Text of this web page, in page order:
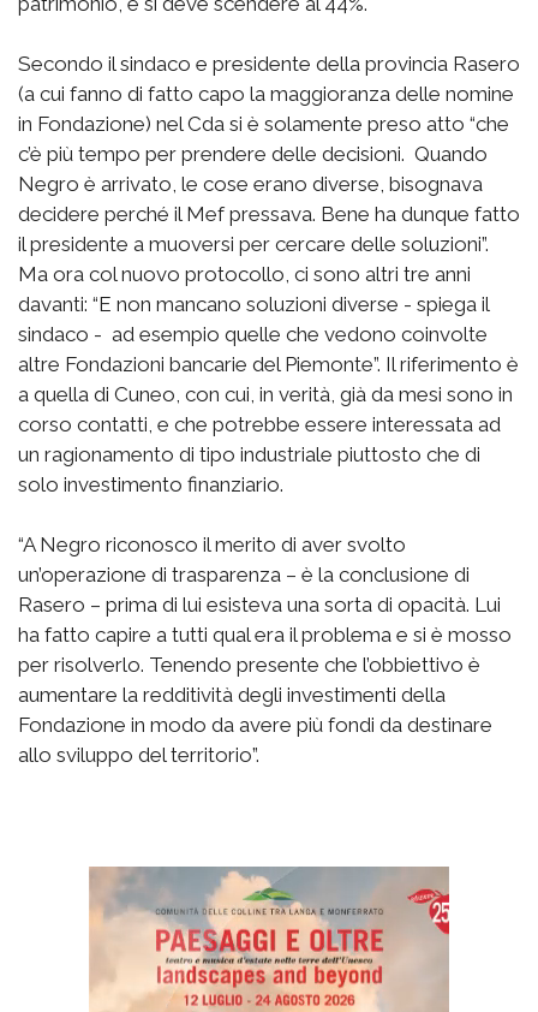
Secondo il sindaco e presidente della provincia Rasero
(a cui fanno di fatto capo la maggioranza delle nomine
in Fondazione) nel Cda si è solamente preso atto “che
c’è più tempo per prendere delle decisioni. Quando
Negro è arrivato, le cose erano diverse, bisognava
decidere perché il Mef pressava. Bene ha dunque fatto
il presidente a muoversi per cercare delle soluzioni”.
Ma ora col nuovo protocollo, ci sono altri tre anni
davanti: “E non mancano soluzioni diverse - spiega il
sindaco - ad esempio quelle che vedono coinvolte
altre Fondazioni bancarie del Piemonte”. Il riferimento è
a quella di Cuneo, con cui, in verità, già da mesi sono in
corso contatti, e che potrebbe essere interessata ad
un ragionamento di tipo industriale piuttosto che di
solo investimento finanziario.
“A Negro riconosco il merito di aver svolto
un’operazione di trasparenza – è la conclusione di
Rasero – prima di lui esisteva una sorta di opacità. Lui
ha fatto capire a tutti qual era il problema e si è mosso
per risolverlo. Tenendo presente che l’obbiettivo è
aumentare la redditività degli investimenti della
Fondazione in modo da avere più fondi da destinare
allo sviluppo del territorio”.